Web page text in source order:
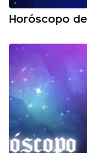
Horóscopo